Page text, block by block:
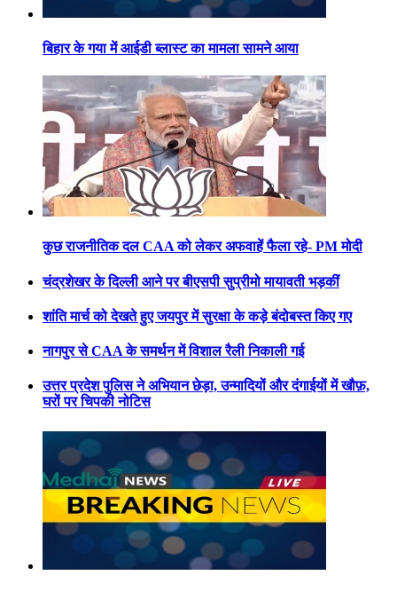
बिहार के गया में आईडी ब्लास्ट का मामला सामने आया
कुछ राजनीतिक दल CAA को लेकर अफवाहें फैला रहे- PM मोदी
चंद्रशेखर के दिल्ली आने पर बीएसपी सुप्रीमो मायावती भड़कीं
शांति मार्च को देखते हुए जयपुर में सुरक्षा के कड़े बंदोबस्त किए गए
नागपुर से CAA के समर्थन में विशाल रैली निकाली गई
उत्तर प्रदेश पुलिस ने अभियान छेड़ा, उन्मादियों और दंगाईयों में खौफ़,
घरों पर चिपकी नोटिस